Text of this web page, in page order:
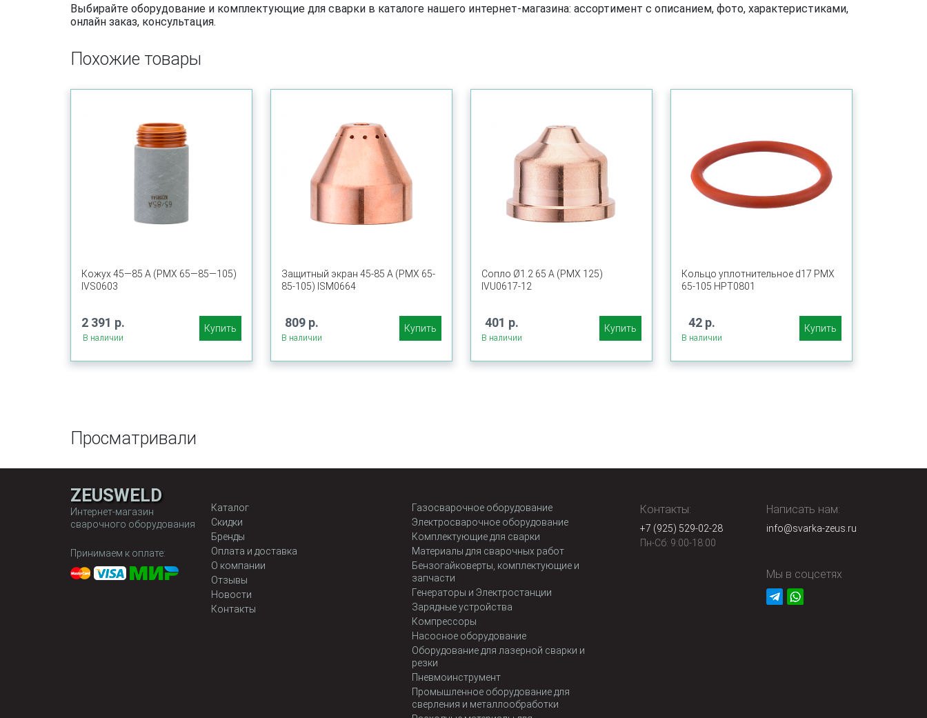
Выбирайте оборудование и комплектующие для сварки в каталоге нашего интернет-магазина: ассортимент с описанием, фото, характеристиками,
онлайн заказ, консультация.
Похожие товары
Кожух 45—85 А (PMX 65—85—105)
IVS0603
2 391 р.
В наличии
Купить
Защитный экран 45-85 А (PMX 65-
85-105) ISM0664
809 р.
В наличии
Купить
Сопло Ø1.2 65 A (PMX 125)
IVU0617-12
401 р.
В наличии
Купить
Кольцо уплотнительное d17 PMX
65-105 HPT0801
42 р.
В наличии
Купить
Просматривали
ZEUSWELD
Интернет-магазин
сварочного оборудования
Принимаем к оплате:
Каталог
Скидки
Бренды
Оплата и доставка
О компании
Отзывы
Новости
Контакты
Газосварочное оборудование
Электросварочное оборудование
Комплектующие для сварки
Материалы для сварочных работ
Бензогайковерты, комплектующие и
запчасти
Генераторы и Электростанции
Зарядные устройства
Компрессоры
Насосное оборудование
Оборудование для лазерной сварки и
резки
Пневмоинструмент
Промышленное оборудование для
сверления и металлообработки
Контакты:
+7 (925) 529-02-28
Пн-Сб: 9:00-18:00
Написать нам:
info@svarka-zeus.ru
Мы в соцсетях